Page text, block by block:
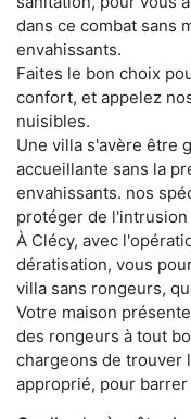
dans ce combat sans
envahissants.
Faites le bon choix
confort, et appelez
nuisibles.
Une villa s'avère être
accueillante sans la
envahissants. nos
protéger de
À Clécy, avec
dératisation, vous
villa sans rongeurs,
Votre maison
des rongeurs à tout
chargeons de trouver
approprié, pour